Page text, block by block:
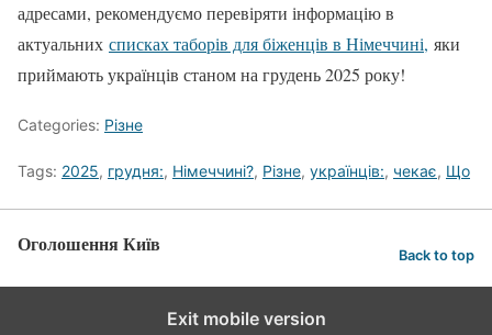
адресами, рекомендуємо перевіряти інформацію в
актуальних списках таборів для біженців в Німеччині, яки
приймають українців станом на грудень 2025 року!
Categories: Різне
Tags: 2025, грудня:, Німеччині?, Різне, українців:, чекає, Що
Оголошення Київ Back to top
Exit mobile version